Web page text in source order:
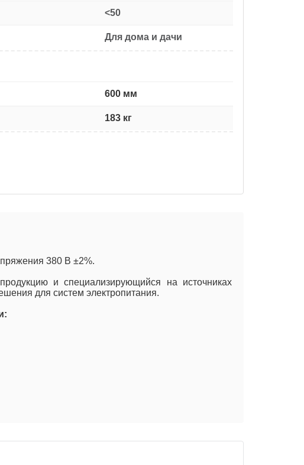
<50
Для дома и дачи
600 мм
183 кг
380 В ±2%.
и специализирующийся на источниках
для систем электропитания.